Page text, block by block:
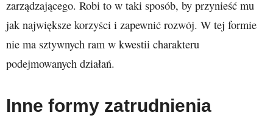
zarządzającego. Robi to w taki sposób, by przynieść mu
jak największe korzyści i zapewnić rozwój. W tej formie
nie ma sztywnych ram w kwestii charakteru
podejmowanych działań.
Inne formy zatrudnienia